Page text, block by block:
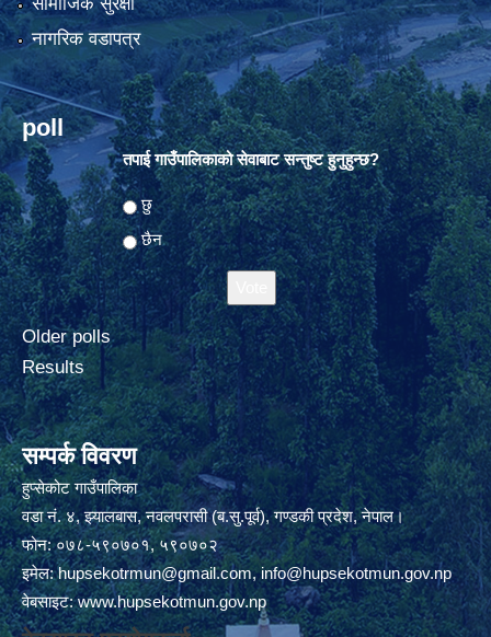
नागरिक वडापत्र
poll
तपाई गाउँपालिकाको सेवाबाट सन्तुष्ट हुनुहुन्छ?
Choices
छु
छैन
Older polls
Results
सम्पर्क विवरण
हुप्सेकोट गाउँपालिका
वडा नं. ४, झ्यालबास, नवलपरासी (ब.सु.पूर्व), गण्डकी प्रदेश, नेपाल।
फोन: ०७८-५९०७०१, ५९०७०२
इमेल:hupsekotrmun@gmail.com,info@hupsekotmun.gov.np
वेबसाइट:www.hupsekotmun.gov.np